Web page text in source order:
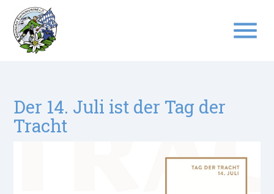
menu
Der 14. Juli ist der Tag der
Tracht